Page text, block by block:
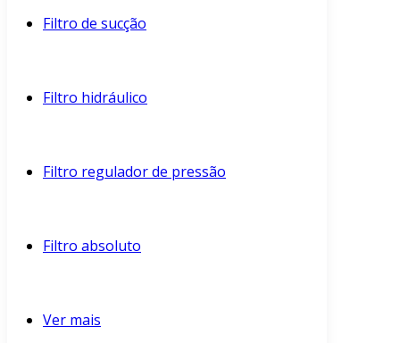
Filtro de sucção
Filtro hidráulico
Filtro regulador de pressão
Filtro absoluto
Ver mais